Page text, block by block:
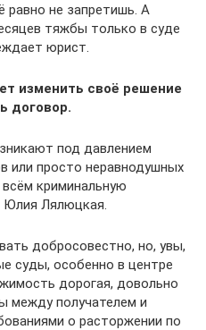
равно не запретишь. А
тяжбы только в суде
юрист.
изменить своё решение
договор.
под давлением
или просто неравнодушных
криминальную
Лялюцкая.
добросовестно, но, увы,
суды, особенно в центре
дорогая, довольно
между получателем и
о расторжении по